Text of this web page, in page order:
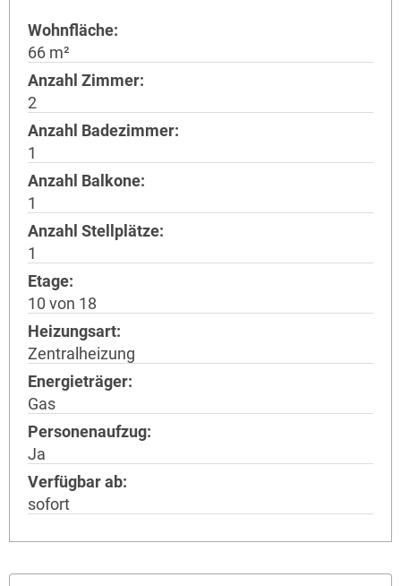
Wohnfläche
66 m²
Anzahl Zimmer
2
Anzahl Badezimmer
1
Anzahl Balkone
1
Anzahl Stellplätze
1
Etage
10 von 18
Heizungsart
Zentralheizung
Energieträger
Gas
Personenaufzug
Ja
Verfügbar ab
sofort